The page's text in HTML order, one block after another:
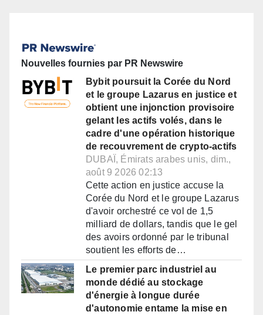
Nouvelles fournies par PR Newswire
Bybit poursuit la Corée du Nord
et le groupe Lazarus en justice et
obtient une injonction provisoire
gelant les actifs volés, dans le
cadre d'une opération historique
de recouvrement de crypto-actifs
DUBAÏ, Émirats arabes unis, dim.,
août 9 2026 02:13
Cette action en justice accuse la
Corée du Nord et le groupe Lazarus
d'avoir orchestré ce vol de 1,5
milliard de dollars, tandis que le gel
des avoirs ordonné par le tribunal
soutient les efforts de…
Le premier parc industriel au
monde dédié au stockage
d'énergie à longue durée
d'autonomie entame la mise en